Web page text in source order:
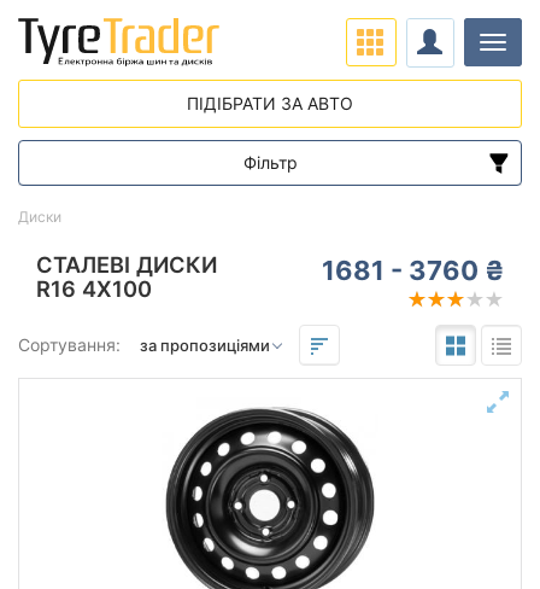
СТАЛЕВІ ДИСКИ
R16 4X100
1681 - 3760 ₴
Сортування:
Диски
ПІДІБРАТИ ЗА АВТО
Фільтр
від
до